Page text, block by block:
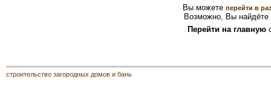
Вы можете перейти в
Возможно, Вы найдёте
Перейти на главную
строительство загородных домов и бань